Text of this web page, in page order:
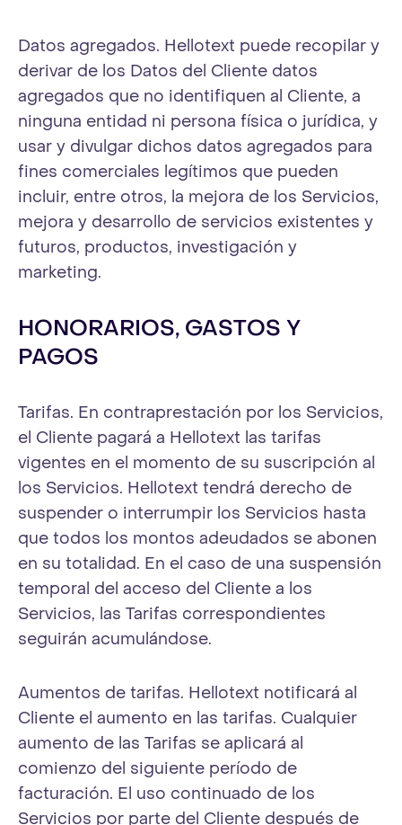
Datos agregados. Hellotext puede recopilar y
derivar de los Datos del Cliente datos
agregados que no identifiquen al Cliente, a
ninguna entidad ni persona física o jurídica, y
usar y divulgar dichos datos agregados para
fines comerciales legítimos que pueden
incluir, entre otros, la mejora de los Servicios,
mejora y desarrollo de servicios existentes y
futuros, productos, investigación y
marketing.
HONORARIOS, GASTOS Y
PAGOS
Tarifas. En contraprestación por los Servicios,
el Cliente pagará a Hellotext las tarifas
vigentes en el momento de su suscripción al
los Servicios. Hellotext tendrá derecho de
suspender o interrumpir los Servicios hasta
que todos los montos adeudados se abonen
en su totalidad. En el caso de una suspensión
temporal del acceso del Cliente a los
Servicios, las Tarifas correspondientes
seguirán acumulándose.
Aumentos de tarifas. Hellotext notificará al
Cliente el aumento en las tarifas. Cualquier
aumento de las Tarifas se aplicará al
comienzo del siguiente período de
facturación. El uso continuado de los
Servicios por parte del Cliente después de